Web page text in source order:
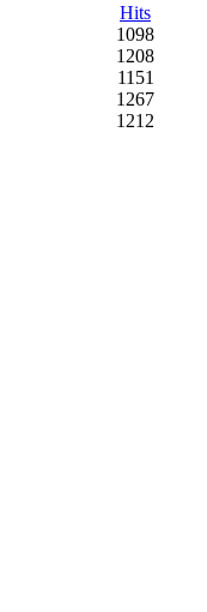
Hits
1098
1208
1151
1267
1212